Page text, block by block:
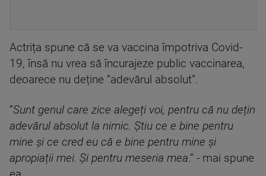
Actrița spune că se va vaccina împotriva Covid-
19, însă nu vrea să încurajeze public vaccinarea,
deoarece nu deține ”adevărul absolut”.
”Sunt genul care zice alegeți voi, pentru că nu dețin
adevărul absolut la nimic. Știu ce e bine pentru
mine și ce cred eu că e bine pentru mine și
apropiații mei. Și pentru meseria mea.” - mai spune